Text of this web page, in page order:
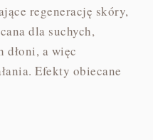
regenerację skóry,
dla suchych,
dłoni, a więc
Efekty obiecane